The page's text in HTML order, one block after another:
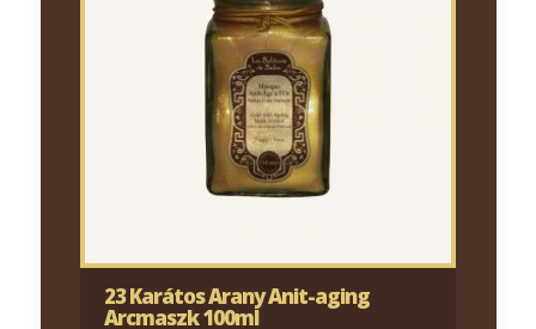
23 Karátos Arany Anit-aging
Arcmaszk 100ml